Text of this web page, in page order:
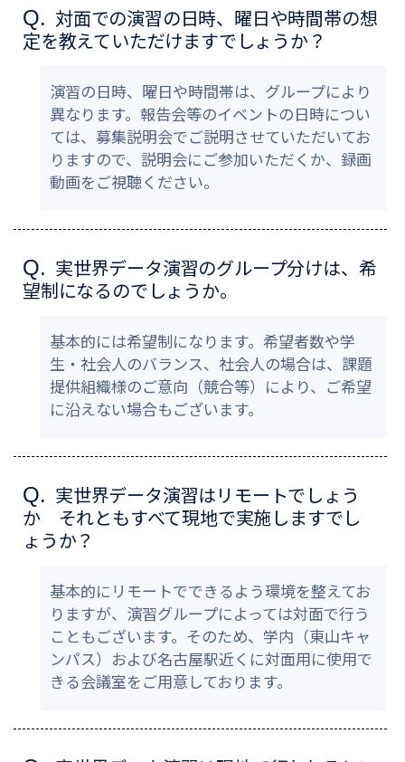
Q. 対面での演習の日時、曜日や時間帯の想
定を教えていただけますでしょうか？
演習の日時、曜日や時間帯は、グループにより
異なります。報告会等のイベントの日時につい
ては、募集説明会でご説明させていただいてお
りますので、説明会にご参加いただくか、録画
動画をご視聴ください。
Q. 実世界データ演習のグループ分けは、希
望制になるのでしょうか。
基本的には希望制になります。希望者数や学
生・社会人のバランス、社会人の場合は、課題
提供組織様のご意向（競合等）により、ご希望
に沿えない場合もございます。
Q. 実世界データ演習はリモートでしょう
か それともすべて現地で実施しますでし
ょうか？
基本的にリモートでできるよう環境を整えてお
りますが、演習グループによっては対面で行う
こともございます。そのため、学内（東山キャ
ンパス）および名古屋駅近くに対面用に使用で
きる会議室をご用意しております。